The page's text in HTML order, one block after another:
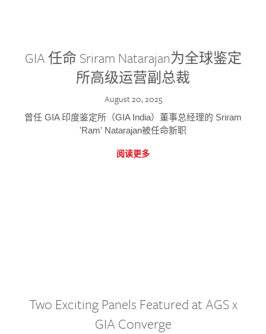
GIA 任命 Sriram Natarajan为全球鉴定
所高级运营副总裁
August 20, 2025
曾任 GIA 印度鉴定所（GIA India）董事总经理的 Sriram
'Ram' Natarajan被任命新职
阅读更多
Two Exciting Panels Featured at AGS x
GIA Converge